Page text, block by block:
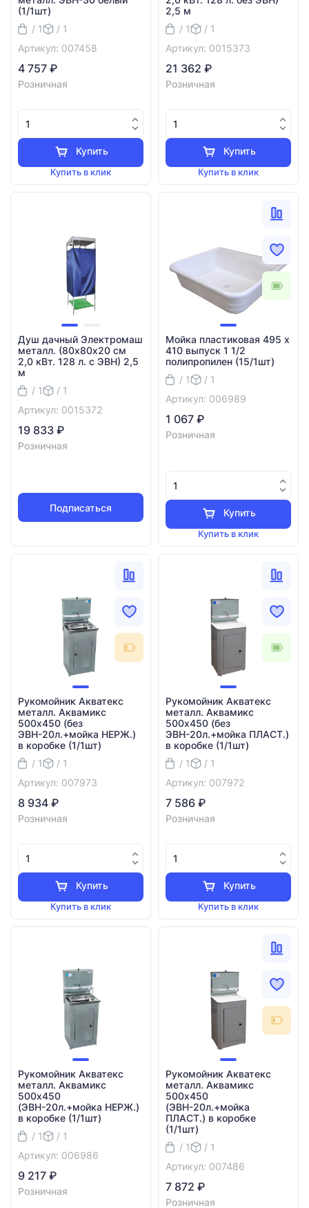
(1/1шт)
/ 1
/ 1
Артикул: 007458
4 757 ₽
Розничная
Купить
Купить в клик
2,5 м
/ 1
/ 1
Артикул: 0015373
21 362 ₽
Розничная
Купить
Купить в клик
Душ дачный Электромаш
металл. (80х80х20 см
2,0 кВт. 128 л. с ЭВН) 2,5
м
/ 1
/ 1
Артикул: 0015372
19 833 ₽
Розничная
Подписаться
Мойка пластиковая 495 х
410 выпуск 1 1/2
полипропилен (15/1шт)
/ 1
/ 1
Артикул: 006989
1 067 ₽
Розничная
Купить
Купить в клик
Рукомойник Акватекс
металл. Аквамикс
500х450 (без
ЭВН-20л.+мойка НЕРЖ.)
в коробке (1/1шт)
/ 1
/ 1
Артикул: 007973
8 934 ₽
Розничная
Купить
Купить в клик
Рукомойник Акватекс
металл. Аквамикс
500х450 (без
ЭВН-20л.+мойка ПЛАСТ.)
в коробке (1/1шт)
/ 1
/ 1
Артикул: 007972
7 586 ₽
Розничная
Купить
Купить в клик
Рукомойник Акватекс
металл. Аквамикс
500х450
(ЭВН-20л.+мойка НЕРЖ.)
в коробке (1/1шт)
/ 1
/ 1
Артикул: 006986
9 217 ₽
Розничная
Рукомойник Акватекс
металл. Аквамикс
500х450
(ЭВН-20л.+мойка
ПЛАСТ.) в коробке
(1/1шт)
/ 1
/ 1
Артикул: 007486
7 872 ₽
Розничная